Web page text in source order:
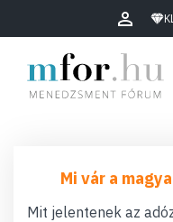
Mi vár a
Mit jelentenek az